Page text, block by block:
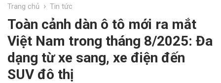
Trang chủ › Tin tức
Toàn cảnh dàn ô tô mới ra mắt
Việt Nam trong tháng 8/2025: Đa
dạng từ xe sang, xe điện đến
SUV đô thị